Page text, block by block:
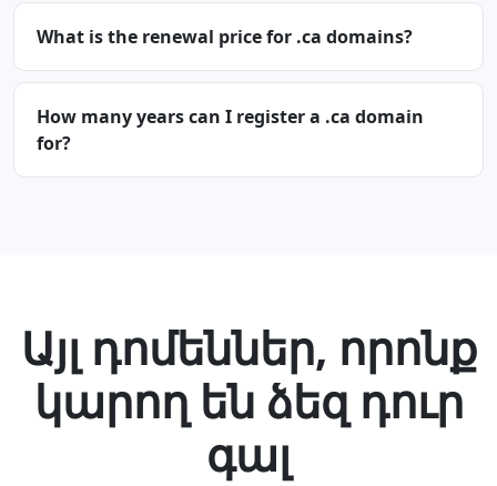
What is the renewal price for .ca domains?
How many years can I register a .ca domain
for?
Այլ դոմեններ, որոնք
կարող են ձեզ դուր
գալ